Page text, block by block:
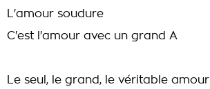
L'amour soudure
C'est l'amour avec un grand A
Le seul, le grand, le véritable amour